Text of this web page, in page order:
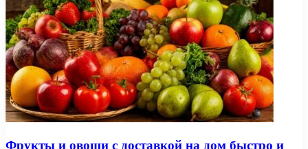
Фрукты и овощи с доставкой на дом быстро и